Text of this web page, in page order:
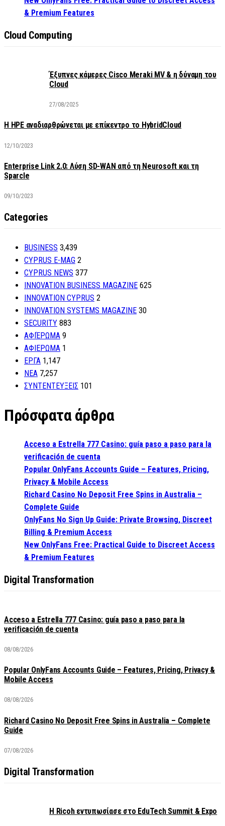
& Premium Features
Cloud Computing
Έξυπνες κάμερες Cisco Meraki MV & η δύναμη του
Cloud
27/08/2025
H HPE αναδιαρθρώνεται με επίκεντρο το HybridCloud
12/10/2023
Enterprise Link 2.0: Λύση SD-WAN από τη Neurosoft και τη
Sparcle
09/10/2023
Categories
BUSINESS 3,439
CYPRUS E-MAG 2
CYPRUS NEWS 377
INNOVATION BUSINESS MAGAZINE 625
INNOVATION CYPRUS 2
INNOVATION SYSTEMS MAGAZINE 30
SECURITY 883
ΑΦΙΈΡΩΜΑ 9
ΑΦΙΕΡΩΜΑ 1
ΕΡΓΑ 1,147
ΝΕΑ 7,257
ΣΥΝΤΕΝΤΕΥΞΕΙΣ 101
Πρόσφατα άρθρα
Acceso a Estrella 777 Casino: guía paso a paso para la
verificación de cuenta
Popular OnlyFans Accounts Guide – Features, Pricing,
Privacy & Mobile Access
Richard Casino No Deposit Free Spins in Australia –
Complete Guide
OnlyFans No Sign Up Guide: Private Browsing, Discreet
Billing & Premium Access
New OnlyFans Free: Practical Guide to Discreet Access
& Premium Features
Digital Transformation
Acceso a Estrella 777 Casino: guía paso a paso para la
verificación de cuenta
08/08/2026
Popular OnlyFans Accounts Guide – Features, Pricing, Privacy &
Mobile Access
08/08/2026
Richard Casino No Deposit Free Spins in Australia – Complete
Guide
07/08/2026
Digital Transformation
Η Ricoh εντυπωσίασε στο EduTech Summit & Expo